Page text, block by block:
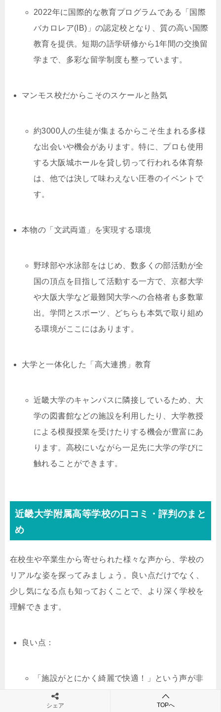
2022年に国際的な教育プログラムである「国際
バカロレア(IB)」の認定校となり、質の高い国際
教育を提供。短期の語学研修から1年間の交換留
学まで、多彩な留学制度も整っています。
マンモス校だからこそのスケールと熱気
約3000人の生徒が集まるからこそ生まれる多様
な出会いや機会があります。特に、プロも使用
する大阪城ホールを貸し切って行われる体育祭
は、他では決して味わえない圧巻のイベントで
す。
本物の「文武両道」を実現する環境
野球部や水泳部をはじめ、数多くの部活動が全
国の頂点を目指して活動する一方で、京都大学
や大阪大学など最難関大学への合格者も多数輩
出。学問とスポーツ、どちらも本気で取り組め
る環境がここにはあります。
大学と一体化した「高大連携」教育
近畿大学のキャンパスに隣接しているため、大
学の図書館などの施設を利用したり、大学教授
による模擬授業を受けたりする機会が豊富にあ
ります。高校にいながら一足先に大学の学びに
触れることができます。
近畿大学附属高等学校の口コミ・評判のまと
め
在校生や卒業生から寄せられた様々な声から、学校の
リアルな姿を探ってみましょう。良い点だけでなく、
少し気になる点も知っておくことで、より深く学校を
理解できます。
良い点：
「施設がとにかく綺麗で快適！」という声が非
常に多いです。特に、人工芝のグラウンド、冷
暖房完備の教室、清潔なトイレは多くの生徒か
シェア TOPへ